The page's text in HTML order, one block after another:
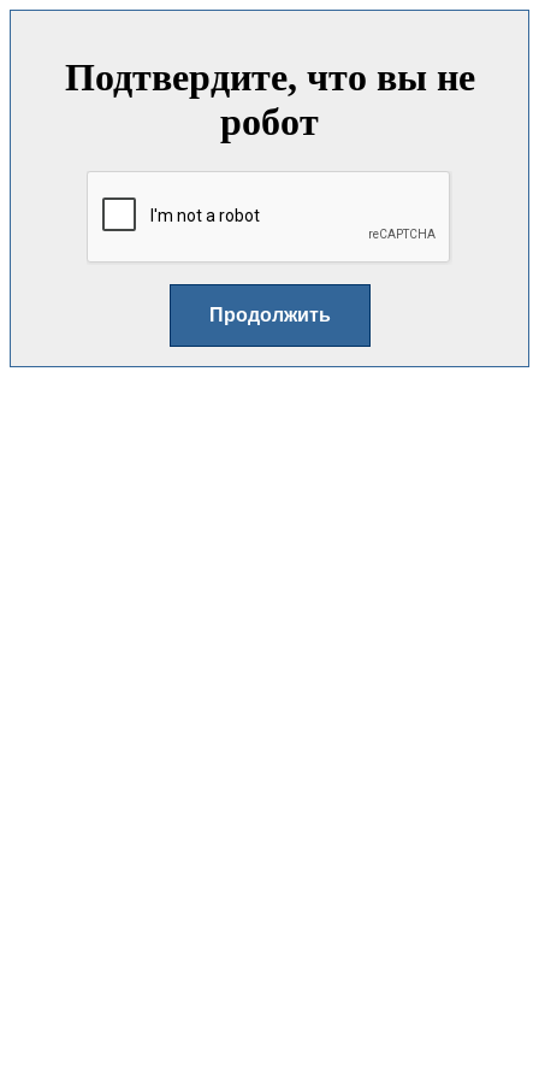
Подтвердите, что вы не
робот
Продолжить